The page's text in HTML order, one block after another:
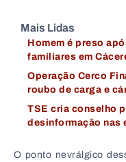
Mais Lidas
Homem é preso
familiares em
Operação Cerco
roubo de carga e
TSE cria conselho
desinformação nas
O ponto nevrálgico